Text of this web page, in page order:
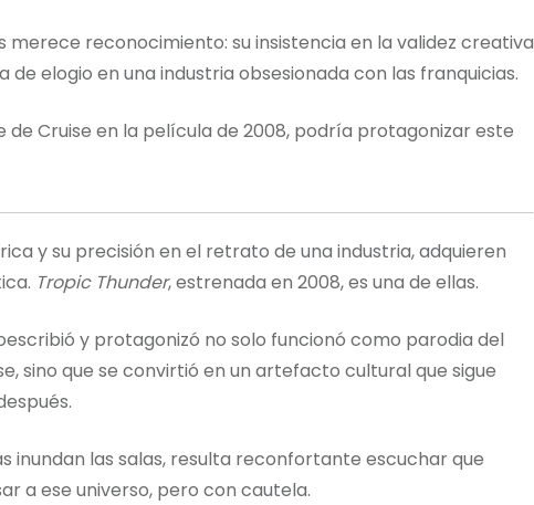
merece reconocimiento: su insistencia en la validez creativa
elogio en una industria obsesionada con las franquicias.
de Cruise en la película de 2008, podría protagonizar este
y su precisión en el retrato de una industria, adquieren
Tropic Thunder, estrenada en 2008, es una de ellas.
y protagonizó no solo funcionó como parodia del
sino que se convirtió en un artefacto cultural que sigue
inundan las salas, resulta reconfortante escuchar que
a ese universo, pero con cautela.